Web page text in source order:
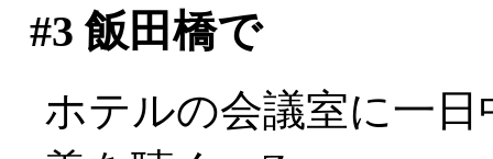
#3 飯田橋で
ホテルの会議室に一